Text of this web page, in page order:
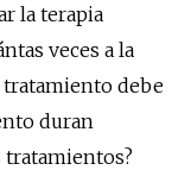
la terapia
veces a la
tratamiento debe
duran